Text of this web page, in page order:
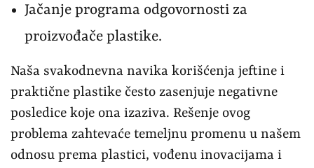
Jačanje programa odgovornosti za
proizvođače plastike.
Naša svakodnevna navika korišćenja jeftine i
praktične plastike često zasenjuje negativne
posledice koje ona izaziva. Rešenje ovog
problema zahtevaće temeljnu promenu u našem
odnosu prema plastici, vođenu inovacijama i